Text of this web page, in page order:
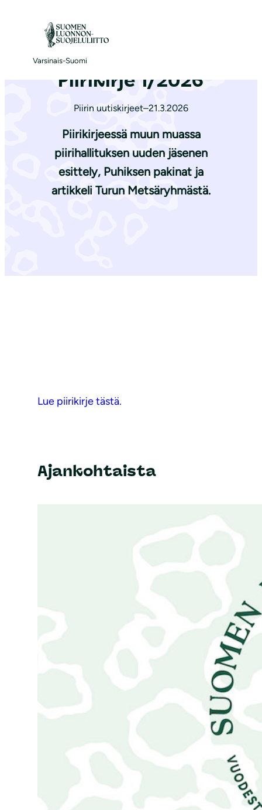
Varsinais-Suomi
Etusivu|Ajankohtaista
Piirikirje 1/2026
Piirin uutiskirjeet–21.3.2026
Piirikirjeessä muun muassa
piirihallituksen uuden jäsenen
esittely, Puhiksen pakinat ja
artikkeli Turun Metsäryhmästä.
Lue piirikirje tästä.
Ajankohtaista